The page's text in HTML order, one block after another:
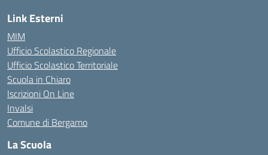
Link Esterni
MIM
Ufficio Scolastico Regionale
Ufficio Scolastico Territoriale
Scuola in Chiaro
Iscrizioni On Line
Invalsi
Comune di Bergamo
La Scuola